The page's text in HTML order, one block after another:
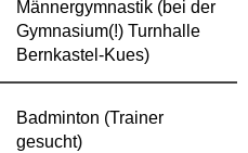
Männergymnastik (bei der
Gymnasium(!) Turnhalle
Bernkastel-Kues)
Badminton (Trainer
gesucht)